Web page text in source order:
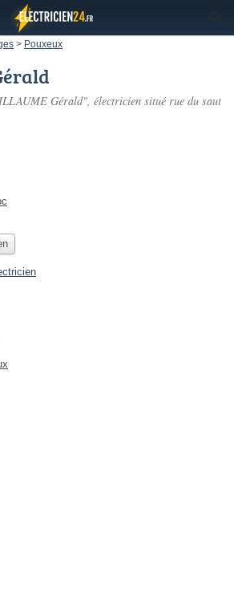
> Pouxeux
Gérald", électricien situé rue du saut